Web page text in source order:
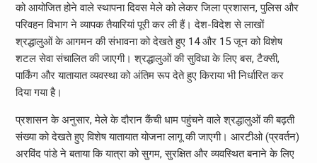
को आयोजित होने वाले स्थापना दिवस मेले को लेकर जिला प्रशासन, पुलिस और
परिवहन विभाग ने व्यापक तैयारियां पूरी कर ली हैं। देश-विदेश से लाखों
श्रद्धालुओं के आगमन की संभावना को देखते हुए 14 और 15 जून को विशेष
शटल सेवा संचालित की जाएगी। श्रद्धालुओं की सुविधा के लिए बस, टैक्सी,
पार्किंग और यातायात व्यवस्था को अंतिम रूप देते हुए किराया भी निर्धारित कर
दिया गया है।
प्रशासन के अनुसार, मेले के दौरान कैंची धाम पहुंचने वाले श्रद्धालुओं की बढ़ती
संख्या को देखते हुए विशेष यातायात योजना लागू की जाएगी। आरटीओ (प्रवर्तन)
अरविंद पांडे ने बताया कि यात्रा को सुगम, सुरक्षित और व्यवस्थित बनाने के लिए